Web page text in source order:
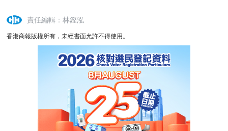
責任編輯：林鏗泓
香港商報版權所有，未經書面允許不得使用。